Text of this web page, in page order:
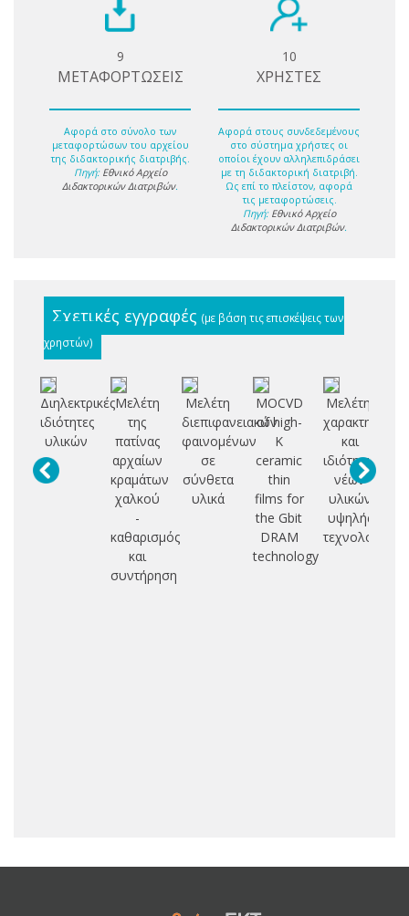
9
ΜΕΤΑΦΟΡΤΩΣΕΙΣ
Αφορά στο σύνολο των
μεταφορτώσων του αρχείου
της διδακτορικής διατριβής.
Πηγή: Εθνικό Αρχείο
Διδακτορικών Διατριβών.
10
ΧΡΗΣΤΕΣ
Αφορά στους συνδεδεμένους
στο σύστημα χρήστες οι
οποίοι έχουν αλληλεπιδράσει
με τη διδακτορική διατριβή.
Ως επί το πλείστον, αφορά
τις μεταφορτώσεις.
Πηγή: Εθνικό Αρχείο
Διδακτορικών Διατριβών.
Σχετικές εγγραφές (με βάση τις επισκέψεις των
χρηστών)
Διηλεκτρικές
ιδιότητες
υλικών
Μελέτη
της
πατίνας
αρχαίων
κραμάτων
χαλκού
-
καθαρισμός
και
συντήρηση
Μελέτη
διεπιφανειακών
φαινομένων
σε
σύνθετα
υλικά
MOCVD
of high-
K
ceramic
thin
films for
the Gbit
DRAM
technology
Μελέτη,
και
ιδιότητες
νέων
υλικών
υψηλής
τεχνολογίας